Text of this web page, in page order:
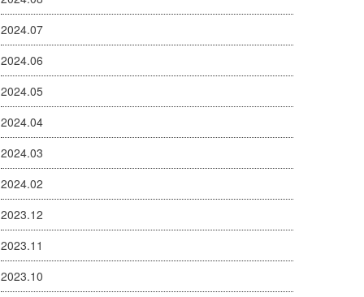
2024.07
2024.06
2024.05
2024.04
2024.03
2024.02
2023.12
2023.11
2023.10